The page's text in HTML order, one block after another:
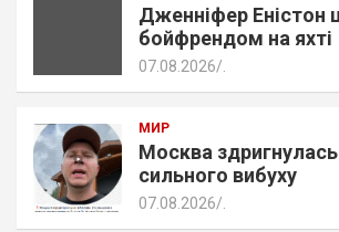
Дженніфер Еністон
бойфрендом на яхті
07.08.2026
МИР
Москва здригнулась
сильного вибуху
07.08.2026